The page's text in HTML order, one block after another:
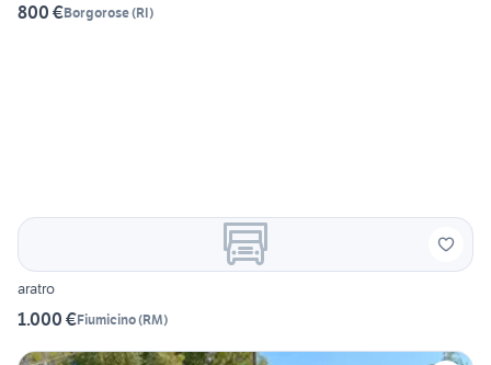
800 €Borgorose(RI)
aratro
1.000 €Fiumicino(RM)